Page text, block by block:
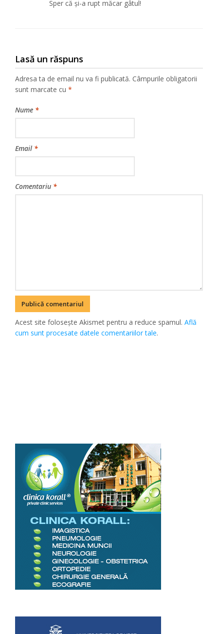
Sper că și-a rupt măcar gâtul!
Lasă un răspuns
Adresa ta de email nu va fi publicată. Câmpurile obligatorii
sunt marcate cu*
Nume *
Email *
Comentariu *
Acest site folosește Akismet pentru a reduce spamul.Află
cum sunt procesate datele comentariilor tale.